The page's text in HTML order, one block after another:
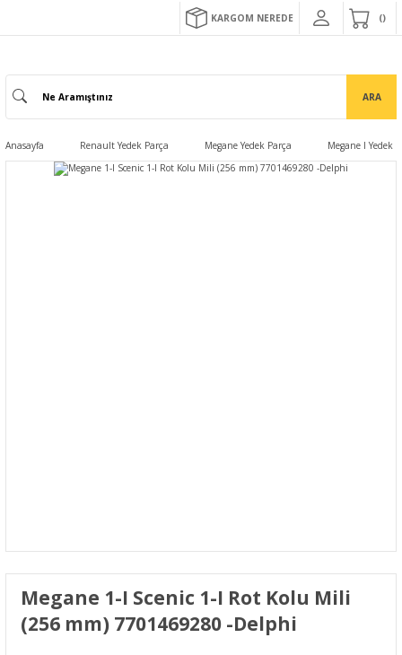
KARGOM NEREDE
ARA
Anasayfa Renault Yedek Parça Megane Yedek Parça Megane I Yedek
Megane 1-I Scenic 1-I Rot Kolu Mili
(256 mm) 7701469280 -Delphi